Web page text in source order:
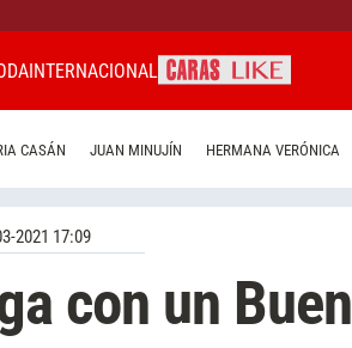
INTERNACIONAL
CASÁN JUAN MINUJÍN HERMANA VERÓNICA
2021 17:09
con un Buen